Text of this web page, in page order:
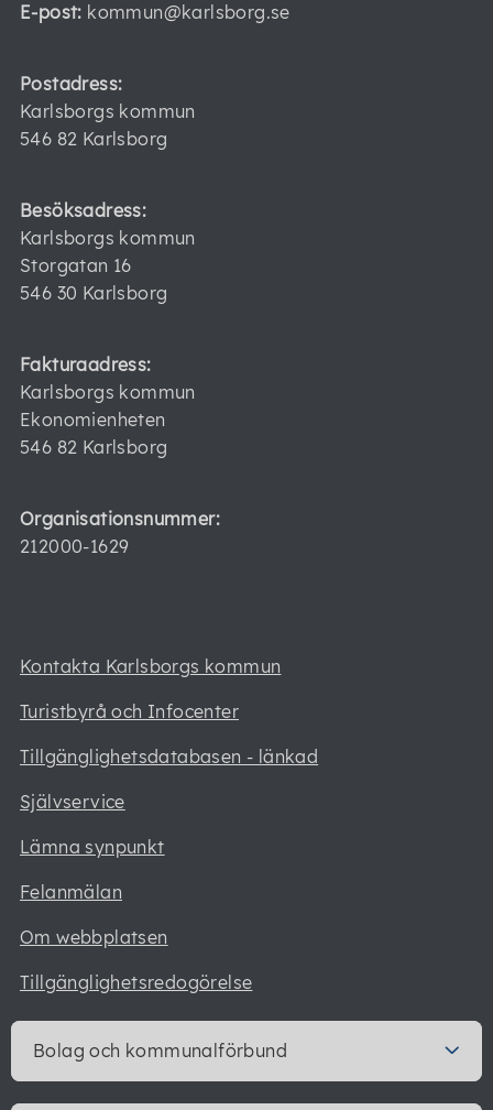
E-post: kommun@karlsborg.se
Postadress:
Karlsborgs kommun
546 82 Karlsborg
Besöksadress:
Karlsborgs kommun
Storgatan 16
546 30 Karlsborg
Fakturaadress:
Karlsborgs kommun
Ekonomienheten
546 82 Karlsborg
Organisationsnummer:
212000-1629
Kontakta Karlsborgs kommun
Turistbyrå och Infocenter
Tillgänglighetsdatabasen - länkad
Självservice
Lämna synpunkt
Felanmälan
Om webbplatsen
Tillgänglighetsredogörelse
Bolag och kommunalförbund